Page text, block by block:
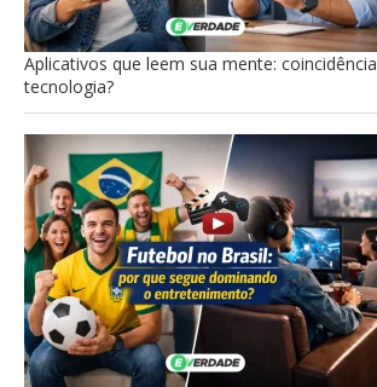
Aplicativos que leem sua mente:
tecnologia?